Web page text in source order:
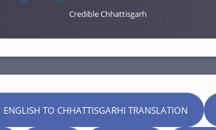
Credible Chhattisgarh
TO CHHATTISGARHI TRANSLATION